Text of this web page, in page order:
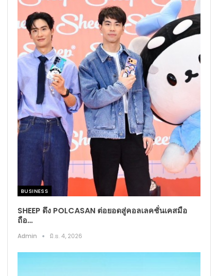
BUSINESS​
SHEEP ดึง POLCASAN ต่อยอดสู่คอลเลคชั่นเคสมือ
ถือ…
Admin มิ.ย. 4, 2026